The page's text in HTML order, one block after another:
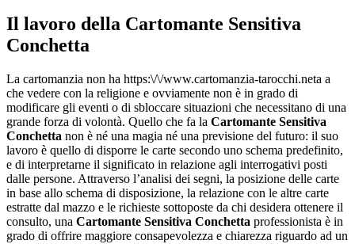
Il lavoro della Cartomante Sensitiva
Conchetta
La cartomanzia non ha https:\/\/www.cartomanzia-tarocchi.neta a
che vedere con la religione e ovviamente non è in grado di
modificare gli eventi o di sbloccare situazioni che necessitano di una
grande forza di volontà. Quello che fa la Cartomante Sensitiva
Conchetta non è né una magia né una previsione del futuro: il suo
lavoro è quello di disporre le carte secondo uno schema predefinito,
e di interpretarne il significato in relazione agli interrogativi posti
dalle persone. Attraverso l’analisi dei segni, la posizione delle carte
in base allo schema di disposizione, la relazione con le altre carte
estratte dal mazzo e le richieste sottoposte da chi desidera ottenere il
consulto, una Cartomante Sensitiva Conchetta professionista è in
grado di offrire maggiore consapevolezza e chiarezza riguardo ad un